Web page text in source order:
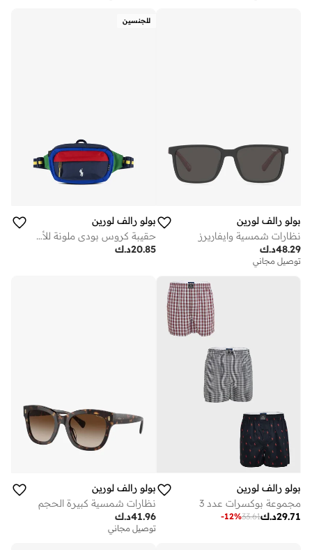
بولو رالف لورين
نظارات شمسية وايفاريرز
د.ك48.29
توصيل مجاني
للجنسين
بولو رالف لورين
حقيبة كروس بودي ملونة للأطفال
د.ك20.85
بولو رالف لورين
مجموعة بوكسرات عدد 3
د.ك29.71
33.61
-12%
بولو رالف لورين
نظارات شمسية كبيرة الحجم
د.ك41.96
توصيل مجاني